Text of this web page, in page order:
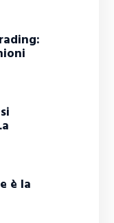
è la